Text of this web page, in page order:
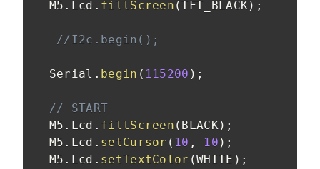
  M5
. Lcd . fillScreen (TFT_BLACK) ;
//I2c.begin();
  Serial
. begin ( 115200 ) ;
// START
  M5
. Lcd . fillScreen ( BLACK) ;
  M5
. Lcd . setCursor ( 10 , 10 ) ;
  M5
. Lcd . setTextColor (WHITE ) ;